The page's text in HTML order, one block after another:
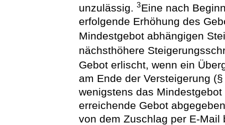
unzulässig.3Eine nach
erfolgende Erhöhung des
Mindestgebot abhängigen
nächsthöhere
Gebot erlischt, wenn ein
am Ende der Versteigerung
wenigstens das
erreichende Gebot
von dem Zuschlag per E-Mail